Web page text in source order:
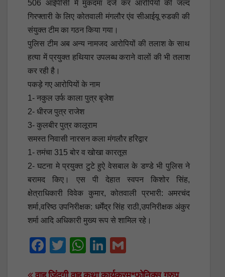
506 आईपीसी में मुकदमा दर्ज कर आरोपियों की जल्द
गिरफ्तारी के लिए कोतवाली मंगलौर एंव सीआईयू रुडकी की
संयुक्त टीम का गठन किया गया।
पुलिस टीम अब अन्य नामजद आरोपियों की तलाश के साथ
हत्या में प्रयुक्त हथियार उपलब्ध कराने वालों की भी तलाश
कर रही है।
पकड़े गए आरोपियों के नाम
1- नकुल उर्फ काला पुत्र बृजेश
2- धीरज पुत्र राजेश
3- कुलबीर पुत्र कालूराम
समस्त निवासी नारसन कला मंगलौर हरिद्वार
1- तमंचा 315 बोर व खोखा कारतूस
2- घटना मे प्रयुक्त टुटे हुऐ वेसबाल के डण्डे भी पुलिस ने
बरामद किए। एस पी देहात स्वपन किशोर सिंह,
क्षेत्राधिकारी विवेक कुमार, कोतवाली प्रभारी: अमरचंद
शर्मा,वरिष्ठ उपनिरीक्षक: धर्मेंद्र सिंह राठी,उपनिरीक्षक अंकुर
शर्मा आदि अधिकारी मुख्य रूप से शामिल रहे।
F
T
W
Li